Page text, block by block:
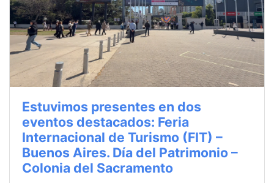
Estuvimos presentes en dos
eventos destacados: Feria
Internacional de Turismo (FIT) –
Buenos Aires. Día del Patrimonio –
Colonia del Sacramento